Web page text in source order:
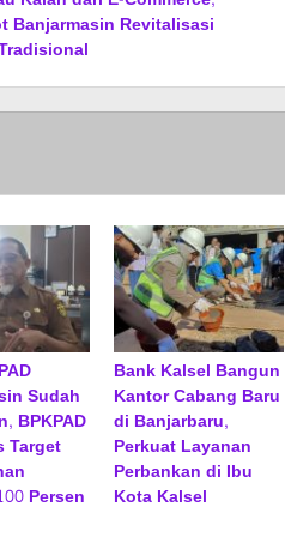
Banjarmasin Revitalisasi
Sudah
BPKPAD
Target
Persen
Bank Kalsel Bangun
Kantor Cabang Baru
di Banjarbaru,
Perkuat Layanan
Perbankan di Ibu
Kota Kalsel